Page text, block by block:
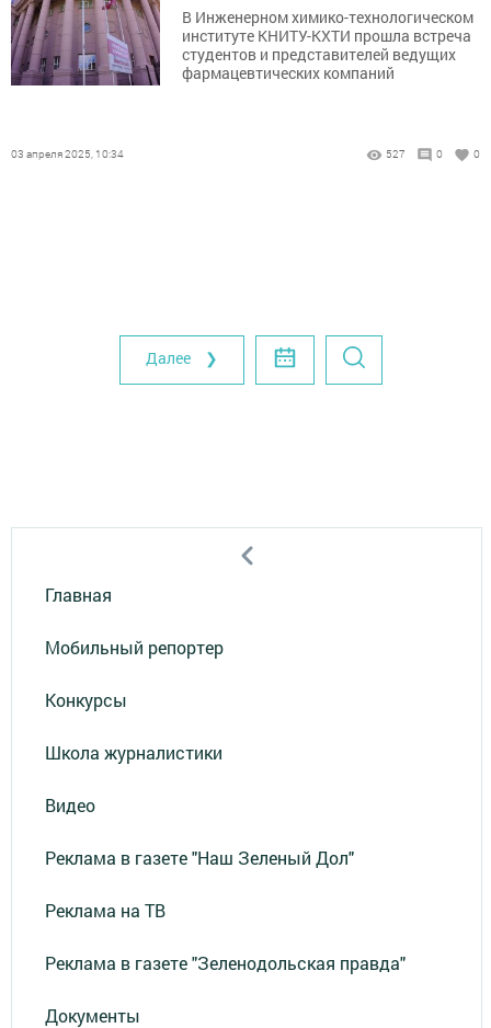
В Инженерном химико-технологическом
институте КНИТУ-КХТИ прошла встреча
студентов и представителей ведущих
фармацевтических компаний
03 апреля 2025, 10:34 527 0 0
Далее ❯
Главная
Мобильный репортер
Конкурсы
Школа журналистики
Видео
Реклама в газете "Наш Зеленый Дол"
Реклама на ТВ
Реклама в газете "Зеленодольская правда"
Документы